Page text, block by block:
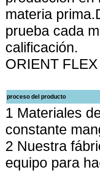
materia
prueba cada
calificación.
ORIENT
proceso del producto
1 Materiales
constante
2 Nuestra
equipo para